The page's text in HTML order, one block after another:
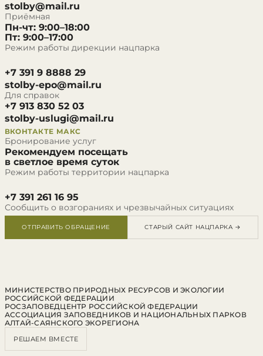
stolby@mail.ru
Приёмная
Пн-чт: 9:00–18:00
Пт: 9:00–17:00
Режим работы дирекции нацпарка
+7 391 9 8888 29
stolby-epo@mail.ru
Для справок
+7 913 830 52 03
stolby-uslugi@mail.ru
ВКОНТАКТЕ МАКС
Бронирование услуг
Рекомендуем посещать
в светлое время суток
Режим работы территории нацпарка
+7 391 261 16 95
Сообщить о возгораниях и чрезвычайных ситуациях
ОТПРАВИТЬ ОБРАЩЕНИЕ СТАРЫЙ САЙТ НАЦПАРКА →
МИНИСТЕРСТВО ПРИРОДНЫХ РЕСУРСОВ И ЭКОЛОГИИ
РОССИЙСКОЙ ФЕДЕРАЦИИ
РОСЗАПОВЕДЦЕНТР РОССИЙСКОЙ ФЕДЕРАЦИИ
АССОЦИАЦИЯ ЗАПОВЕДНИКОВ И НАЦИОНАЛЬНЫХ ПАРКОВ
АЛТАЙ-САЯНСКОГО ЭКОРЕГИОНА
РЕШАЕМ ВМЕСТЕ